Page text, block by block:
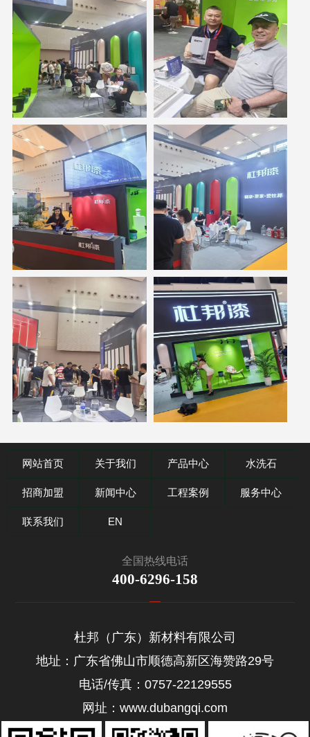
网站首页 关于我们 产品中心 水洗石
招商加盟 新闻中心 工程案例 服务中心
联系我们 EN
全国热线电话
400-6296-158
杜邦（广东）新材料有限公司
地址：广东省佛山市顺德高新区海赞路29号
电话/传真：0757-22129555
网址：www.dubangqi.com